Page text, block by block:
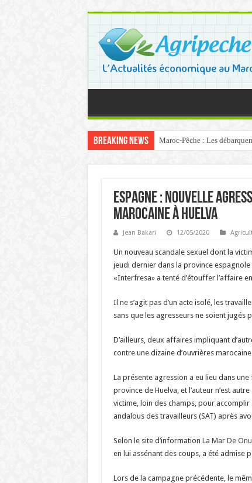
Breaking News Maroc-Pêche : Les
Espagne : Nouvelle
marocaine à Huelva
Jean Bakari 12/05/2020
Un nouveau scandale sexuel dont la
jeudi dernier dans la province
«Interfresa» a tenté d’étouffer l’affaire
Il ne s’agit pas d’un acte isolé, les
sans que les agresseurs ne soient jugés
D’ailleurs, deux affaires impliquant
contre une dizaine d’ouvrières
La présente agression a eu lieu dans
province de Huelva, et l’auteur n’est
victime, loin des champs, pour
andalous des travailleurs (SAT) après
Selon le site d’information La Mar De
en lui assénant des coups, a été admise
Lors de la campagne précédente, le